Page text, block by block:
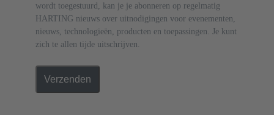
wordt toegestuurd, kan je je abonneren op regelmatig
HARTING nieuws over uitnodigingen voor evenementen,
nieuws, technologieën, producten en toepassingen. Je kunt
zich te allen tijde uitschrijven.
Verzenden